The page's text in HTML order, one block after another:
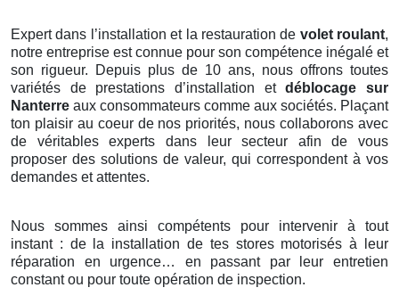
Expert dans l’installation et la restauration de volet roulant,
notre entreprise est connue pour son compétence inégalé et
son rigueur. Depuis plus de 10 ans, nous offrons toutes
variétés de prestations d’installation etdéblocage sur
Nanterre aux consommateurs comme aux sociétés. Plaçant
ton plaisir au coeur de nos priorités, nous collaborons avec
de véritables experts dans leur secteur afin de vous
proposer des solutions de valeur, qui correspondent à vos
demandes et attentes.
Nous sommes ainsi compétents pour intervenir à tout
instant : de la installation de tes stores motorisés à leur
réparation en urgence… en passant par leur entretien
constant ou pour toute opération de inspection.